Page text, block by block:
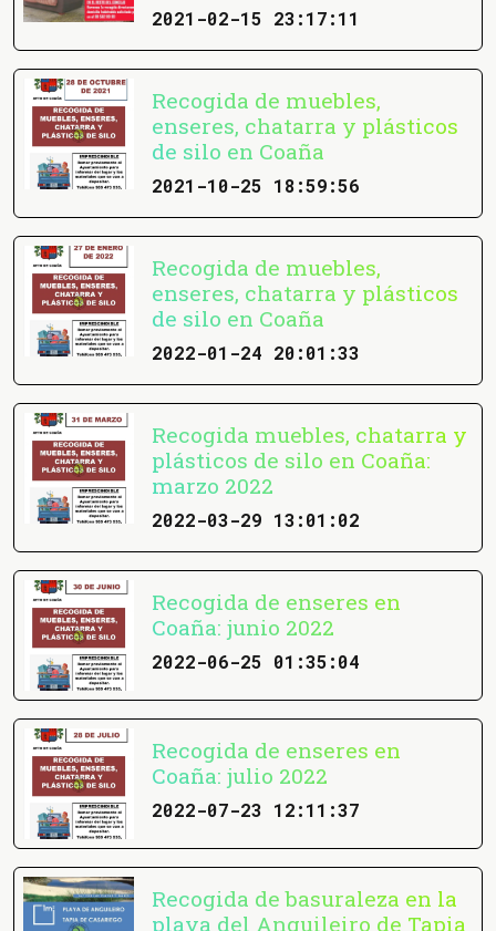
2021-02-15 23:17:11
Recogida de muebles,
enseres, chatarra y plásticos
de silo en Coaña
2021-10-25 18:59:56
Recogida de muebles,
enseres, chatarra y plásticos
de silo en Coaña
2022-01-24 20:01:33
Recogida muebles, chatarra y
plásticos de silo en Coaña:
marzo 2022
2022-03-29 13:01:02
Recogida de enseres en
Coaña: junio 2022
2022-06-25 01:35:04
Recogida de enseres en
Coaña: julio 2022
2022-07-23 12:11:37
Recogida de basuraleza en la
playa del Anguileiro de Tapia